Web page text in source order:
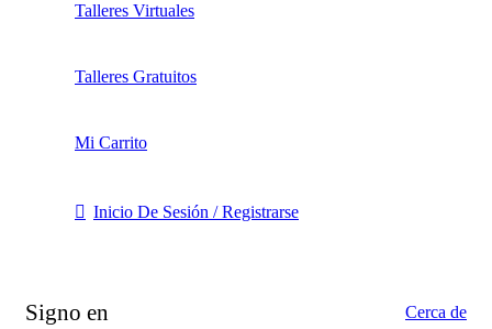
Talleres Virtuales
Talleres Gratuitos
Mi Carrito
Inicio De Sesión / Registrarse
Signo en Cerca de